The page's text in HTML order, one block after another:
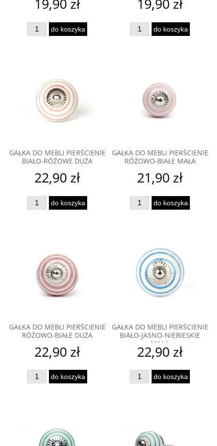
19,90 zł
do koszyka
19,90 zł
do koszyka
GAŁKA DO MEBLI PIERŚCIENIE
BIAŁO-RÓŻOWE DUŻA
22,90 zł
do koszyka
GAŁKA DO MEBLI PIERŚCIENIE
RÓŻOWO-BIAŁE MAŁA
21,90 zł
do koszyka
GAŁKA DO MEBLI PIERŚCIENIE
RÓŻOWO-BIAŁE DUŻA
22,90 zł
do koszyka
GAŁKA DO MEBLI PIERŚCIENIE
BIAŁO-JASNO-NIEBIESKIE
MAŁA
22,90 zł
do koszyka